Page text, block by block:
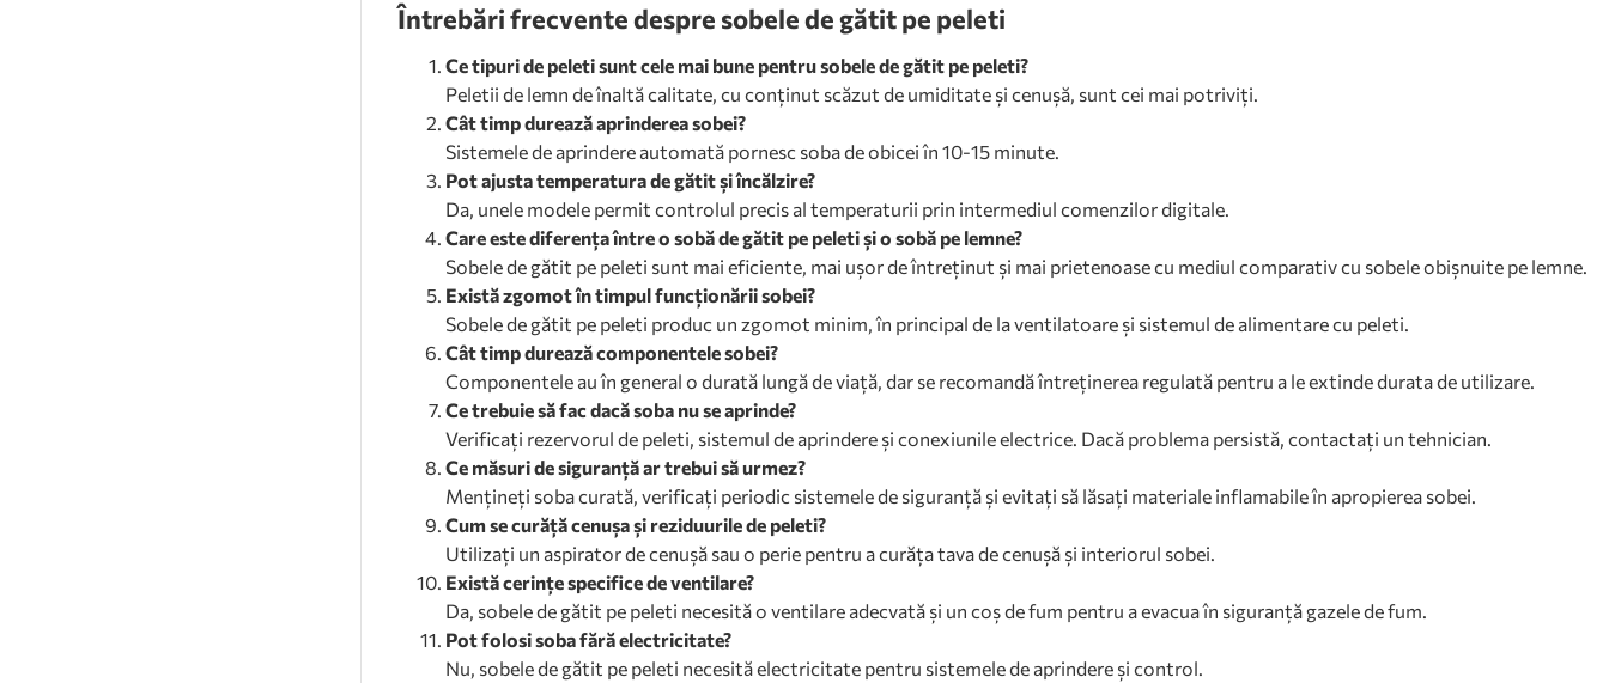
Întrebări frecvente despre sobele de gătit pe peleti
Ce tipuri de peleti sunt cele mai bune pentru sobele de gătit pe peleti?
Peletii de lemn de înaltă calitate, cu conținut scăzut de umiditate și cenușă, sunt cei mai potriviți.
Cât timp durează aprinderea sobei?
Sistemele de aprindere automată pornesc soba de obicei în 10-15 minute.
Pot ajusta temperatura de gătit și încălzire?
Da, unele modele permit controlul precis al temperaturii prin intermediul comenzilor digitale.
Care este diferența între o sobă de gătit pe peleti și o sobă pe lemne?
Sobele de gătit pe peleti sunt mai eficiente, mai ușor de întreținut și mai prietenoase cu mediul comparativ cu sobele obișnuite pe lemne.
Există zgomot în timpul funcționării sobei?
Sobele de gătit pe peleti produc un zgomot minim, în principal de la ventilatoare și sistemul de alimentare cu peleti.
Cât timp durează componentele sobei?
Componentele au în general o durată lungă de viață, dar se recomandă întreținerea regulată pentru a le extinde durata de utilizare.
Ce trebuie să fac dacă soba nu se aprinde?
Verificați rezervorul de peleti, sistemul de aprindere și conexiunile electrice. Dacă problema persistă, contactați un tehnician.
Ce măsuri de siguranță ar trebui să urmez?
Mențineți soba curată, verificați periodic sistemele de siguranță și evitați să lăsați materiale inflamabile în apropierea sobei.
Cum se curăță cenușa și reziduurile de peleti?
Utilizați un aspirator de cenușă sau o perie pentru a curăța tava de cenușă și interiorul sobei.
Există cerințe specifice de ventilare?
Da, sobele de gătit pe peleti necesită o ventilare adecvată și un coș de fum pentru a evacua în siguranță gazele de fum.
Pot folosi soba fără electricitate?
Nu, sobele de gătit pe peleti necesită electricitate pentru sistemele de aprindere și control.